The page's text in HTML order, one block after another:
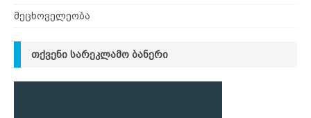
მეცხოველეობა
ᲗᲥᲕᲔᲜᲘ ᲡᲐᲠᲔᲙᲚᲐᲛᲝ ᲑᲐᲜᲔᲠᲘ